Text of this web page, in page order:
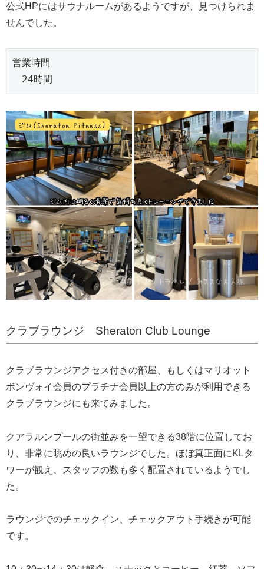
公式HPにはサウナルームがあるようですが、見つけられま
せんでした。
営業時間
24時間
クラブラウンジ Sheraton Club Lounge
クラブラウンジアクセス付きの部屋、もしくはマリオット
ボンヴォイ会員のプラチナ会員以上の方のみが利用できる
クラブラウンジにも来てみました。
クアラルンプールの街並みを一望できる38階に位置してお
り、非常に眺めの良いラウンジでした。ほぼ真正面にKLタ
ワーが観え、スタッフの数も多く配置されているようでし
た。
ラウンジでのチェックイン、チェックアウト手続きが可能
です。